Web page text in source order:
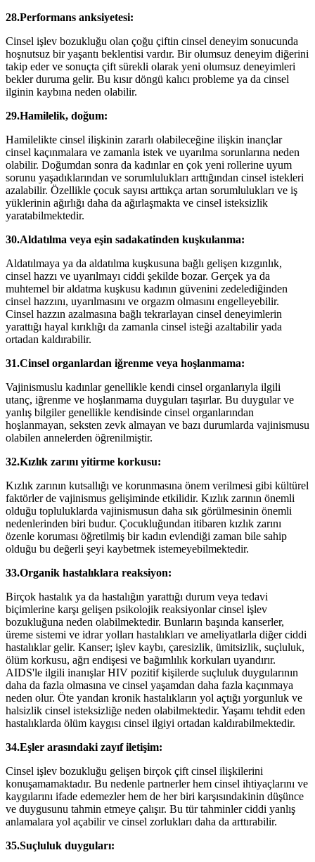
28.Performans anksiyetesi:
Cinsel işlev bozukluğu olan çoğu çiftin cinsel deneyim sonucunda
hoşnutsuz bir yaşantı beklentisi vardır. Bir olumsuz deneyim diğerini
takip eder ve sonuçta çift sürekli olarak yeni olumsuz deneyimleri
bekler duruma gelir. Bu kısır döngü kalıcı probleme ya da cinsel
ilginin kaybına neden olabilir.
29.Hamilelik, doğum:
Hamilelikte cinsel ilişkinin zararlı olabileceğine ilişkin inançlar
cinsel kaçınmalara ve zamanla istek ve uyarılma sorunlarına neden
olabilir. Doğumdan sonra da kadınlar en çok yeni rollerine uyum
sorunu yaşadıklarından ve sorumlulukları arttığından cinsel istekleri
azalabilir. Özellikle çocuk sayısı arttıkça artan sorumlulukları ve iş
yüklerinin ağırlığı daha da ağırlaşmakta ve cinsel isteksizlik
yaratabilmektedir.
30.Aldatılma veya eşin sadakatinden kuşkulanma:
Aldatılmaya ya da aldatılma kuşkusuna bağlı gelişen kızgınlık,
cinsel hazzı ve uyarılmayı ciddi şekilde bozar. Gerçek ya da
muhtemel bir aldatma kuşkusu kadının güvenini zedelediğinden
cinsel hazzını, uyarılmasını ve orgazm olmasını engelleyebilir.
Cinsel hazzın azalmasına bağlı tekrarlayan cinsel deneyimlerin
yarattığı hayal kırıklığı da zamanla cinsel isteği azaltabilir yada
ortadan kaldırabilir.
31.Cinsel organlardan iğrenme veya hoşlanmama:
Vajinismuslu kadınlar genellikle kendi cinsel organlarıyla ilgili
utanç, iğrenme ve hoşlanmama duyguları taşırlar. Bu duygular ve
yanlış bilgiler genellikle kendisinde cinsel organlarından
hoşlanmayan, seksten zevk almayan ve bazı durumlarda vajinismusu
olabilen annelerden öğrenilmiştir.
32.Kızlık zarını yitirme korkusu:
Kızlık zarının kutsallığı ve korunmasına önem verilmesi gibi kültürel
faktörler de vajinismus gelişiminde etkilidir. Kızlık zarının önemli
olduğu topluluklarda vajinismusun daha sık görülmesinin önemli
nedenlerinden biri budur. Çocukluğundan itibaren kızlık zarını
özenle koruması öğretilmiş bir kadın evlendiği zaman bile sahip
olduğu bu değerli şeyi kaybetmek istemeyebilmektedir.
33.Organik hastalıklara reaksiyon:
Birçok hastalık ya da hastalığın yarattığı durum veya tedavi
biçimlerine karşı gelişen psikolojik reaksiyonlar cinsel işlev
bozukluğuna neden olabilmektedir. Bunların başında kanserler,
üreme sistemi ve idrar yolları hastalıkları ve ameliyatlarla diğer ciddi
hastalıklar gelir. Kanser; işlev kaybı, çaresizlik, ümitsizlik, suçluluk,
ölüm korkusu, ağrı endişesi ve bağımlılık korkuları uyandırır.
AIDS'le ilgili inanışlar HIV pozitif kişilerde suçluluk duygularının
daha da fazla olmasına ve cinsel yaşamdan daha fazla kaçınmaya
neden olur. Öte yandan kronik hastalıkların yol açtığı yorgunluk ve
halsizlik cinsel isteksizliğe neden olabilmektedir. Yaşamı tehdit eden
hastalıklarda ölüm kaygısı cinsel ilgiyi ortadan kaldırabilmektedir.
34.Eşler arasındaki zayıf iletişim:
Cinsel işlev bozukluğu gelişen birçok çift cinsel ilişkilerini
konuşamamaktadır. Bu nedenle partnerler hem cinsel ihtiyaçlarını ve
kaygılarını ifade edemezler hem de her biri karşısındakinin düşünce
ve duygusunu tahmin etmeye çalışır. Bu tür tahminler ciddi yanlış
anlamalara yol açabilir ve cinsel zorlukları daha da arttırabilir.
35.Suçluluk duyguları: